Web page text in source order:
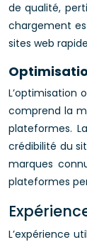
de qualité,
chargement
sites web
L’optimisation
comprend la
plateformes.
crédibilité du
marques
plateformes
L’expérience